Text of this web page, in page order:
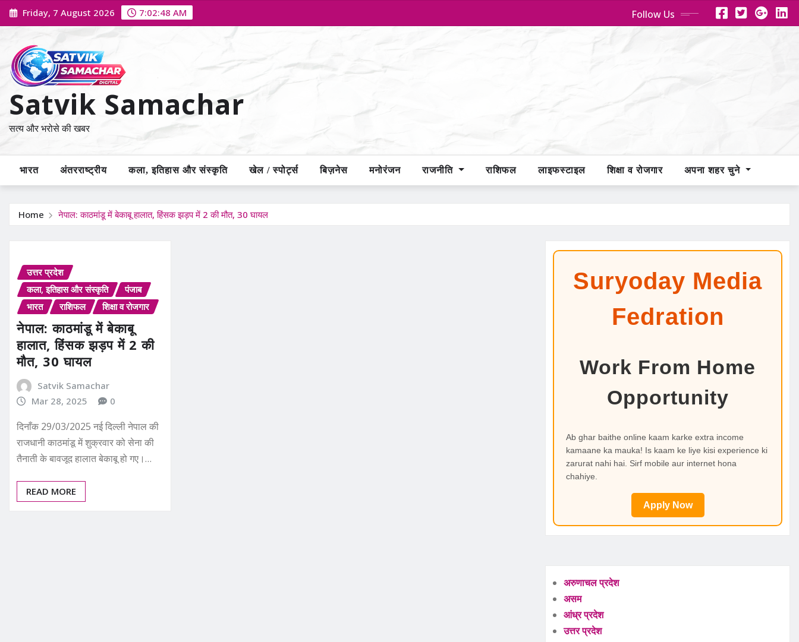
Skip
to
Friday, 7 August 2026 7:02:49 AM Follow Us
Satvik Samachar
सत्य और भरोसे की खबर
भारत अंतरराष्ट्रीय कला, इतिहास और संस्कृति खेल / स्पोर्ट्स बिज़नेस मनोरंजन राजनीति राशिफल लाइफस्टाइल शिक्षा व रोजगार अपना शहर चुने
Home नेपाल: काठमांडू में बेकाबू हालात, हिंसक झड़प में 2 की मौत, 30 घायल
उत्तर प्रदेश
कला, इतिहास और संस्कृति
पंजाब
भारत
राशिफल शिक्षा व रोजगार
नेपाल: काठमांडू में बेकाबू
हालात, हिंसक झड़प में 2 की
मौत, 30 घायल
Satvik Samachar
Mar 28, 2025
0
दिनाँक 29/03/2025 नई दिल्ली नेपाल की
राजधानी काठमांडू में शुक्रवार को सेना की
तैनाती के बावजूद हालात बेकाबू हो गए।…
READ MORE
Suryoday Media
Fedration
Work From Home
Opportunity
Ab ghar baithe online kaam karke extra income
kamaane ka mauka! Is kaam ke liye kisi experience ki
zarurat nahi hai. Sirf mobile aur internet hona
chahiye.
Apply Now
अरुणाचल प्रदेश
असम
आंध्र प्रदेश
उत्तर प्रदेश